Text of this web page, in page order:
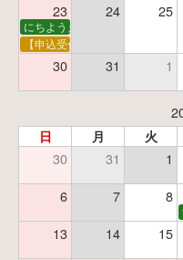
23 24 25
にちようえほん
【申込受付中】ゆうべのこわ～
30 31 1
日 月 火
30 31 1
6 7 8
13 14 15